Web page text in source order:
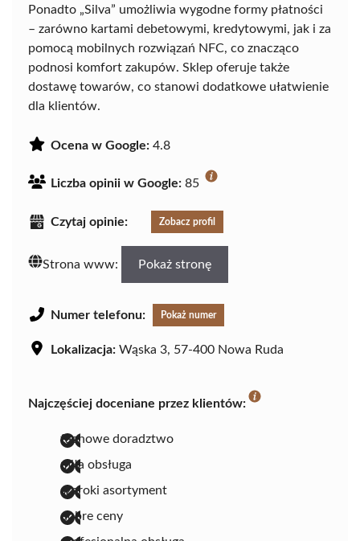
Ponadto „Silva” umożliwia wygodne formy płatności
– zarówno kartami debetowymi, kredytowymi, jak i za
pomocą mobilnych rozwiązań NFC, co znacząco
podnosi komfort zakupów. Sklep oferuje także
dostawę towarów, co stanowi dodatkowe ułatwienie
dla klientów.
Ocena w Google: 4.8
Liczba opinii w Google: 85
Czytaj opinie: Zobacz profil
Strona www: Pokaż stronę
Numer telefonu: Pokaż numer
Lokalizacja: Wąska 3, 57-400 Nowa Ruda
Najczęściej doceniane przez klientów:
fachowe doradztwo
miła obsługa
szeroki asortyment
dobre ceny